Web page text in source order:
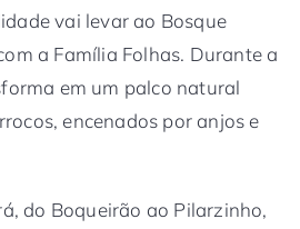
vai levar ao Bosque
a Família Folhas. Durante a
em um palco natural
encenados por anjos e
do Boqueirão ao Pilarzinho,